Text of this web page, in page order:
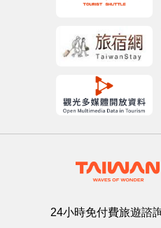
24小時免付費旅遊諮